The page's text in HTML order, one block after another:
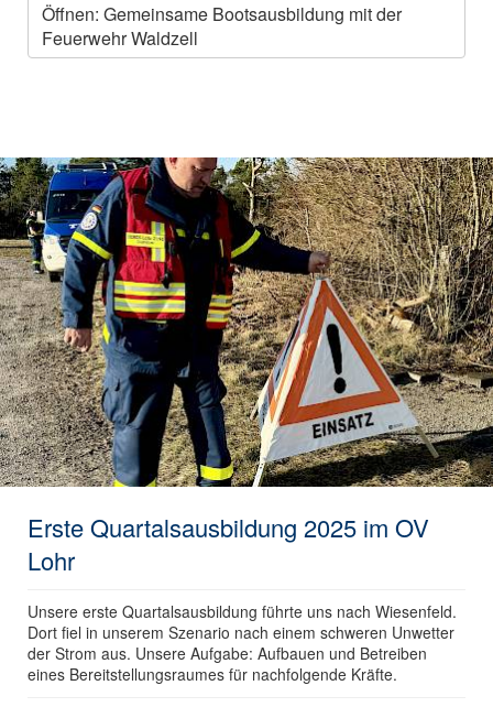
Öffnen: Gemeinsame Bootsausbildung mit der
Feuerwehr Waldzell
Erste Quartalsausbildung 2025 im OV
Lohr
Unsere erste Quartalsausbildung führte uns nach Wiesenfeld.
Dort fiel in unserem Szenario nach einem schweren Unwetter
der Strom aus. Unsere Aufgabe: Aufbauen und Betreiben
eines Bereitstellungsraumes für nachfolgende Kräfte.